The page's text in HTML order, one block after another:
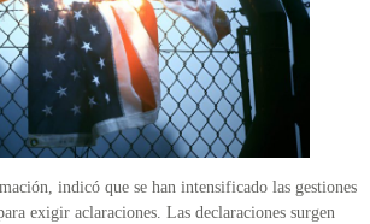
indicó que se han intensificado las gestiones
exigir aclaraciones. Las declaraciones surgen